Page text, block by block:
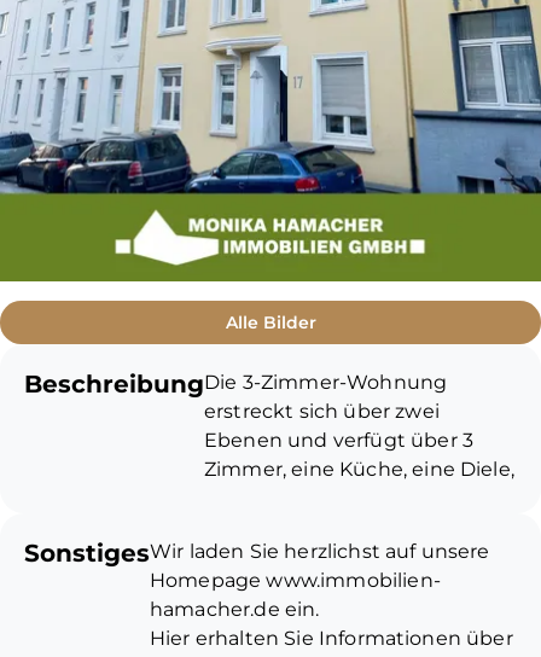
Alle Bilder
BeschreibungDie 3-Zimmer-Wohnung
erstreckt sich über zwei
Ebenen und verfügt über 3
Zimmer, eine Küche, eine Diele,
mit Laminat ausgelegt. Die
Räume im Dachgeschoss
verfügen tlw. über
Dachflächenfenster und das
SonstigesWir laden Sie herzlichst auf unsere
Homepage www.immobilien-
hamacher.de ein.
Hier erhalten Sie Informationen über